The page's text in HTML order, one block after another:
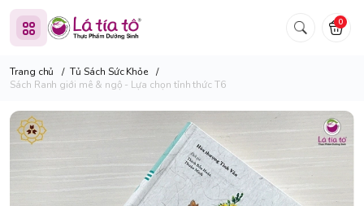
0
Trang chủ / Tủ Sách Sức Khỏe
/
Sách Ranh giới mê & ngộ - Lựa chọn tỉnh thức T6